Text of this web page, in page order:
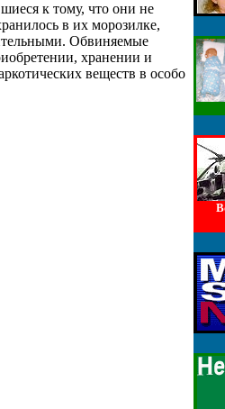
к тому, что они не
в их морозилке,
Обвиняемые
хранении и
веществ в особо